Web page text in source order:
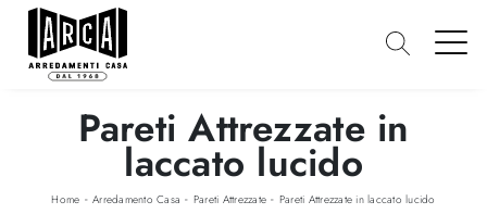
Pareti Attrezzate in
laccato lucido
Home -Arredamento Casa - Pareti Attrezzate - Pareti Attrezzate in laccato lucido